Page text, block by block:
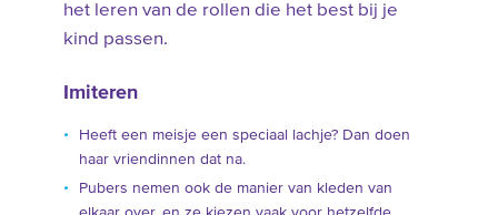
het leren van de rollen die het best bij je
kind passen.
Imiteren
Heeft een meisje een speciaal lachje? Dan doen
haar vriendinnen dat na.
Pubers nemen ook de manier van kleden van